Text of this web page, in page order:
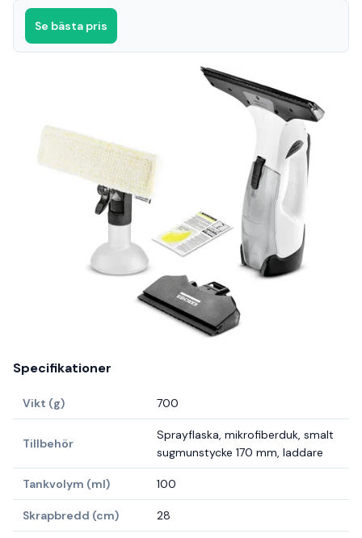
Se bästa pris
Specifikationer
Vikt (g) 700
Tillbehör
Sprayflaska, mikrofiberduk, smalt
sugmunstycke 170 mm, laddare
Tankvolym (ml) 100
Skrapbredd (cm) 28